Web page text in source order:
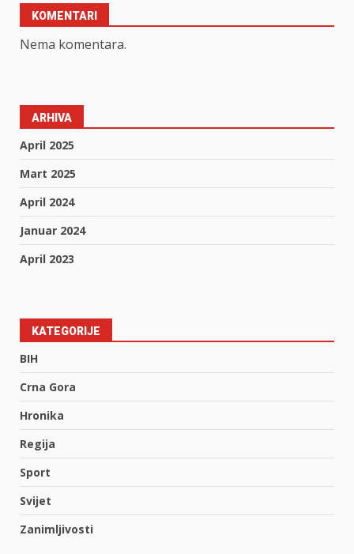
KOMENTARI
Nema komentara.
ARHIVA
April 2025
Mart 2025
April 2024
Januar 2024
April 2023
KATEGORIJE
BIH
Crna Gora
Hronika
Regija
Sport
Svijet
Zanimljivosti